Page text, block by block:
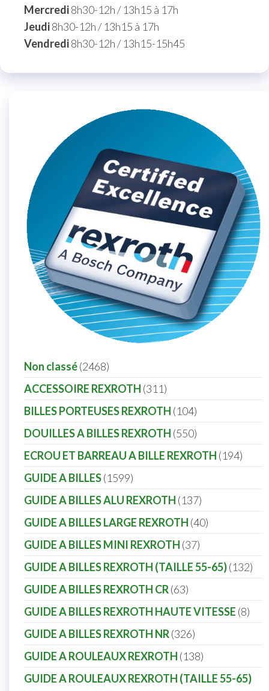
Mercredi8h30-12h / 13h15 à 17h
Jeudi8h30-12h / 13h15 à 17h
Vendredi8h30-12h / 13h15-15h45
Non classé 2468
ACCESSOIRE REXROTH 311
BILLES PORTEUSES REXROTH 104
DOUILLES A BILLES REXROTH 550
ECROU ET BARREAU A BILLE REXROTH 194
GUIDE A BILLES 1599
GUIDE A BILLES ALU REXROTH 137
GUIDE A BILLES LARGE REXROTH 40
GUIDE A BILLES MINI REXROTH 37
GUIDE A BILLES REXROTH (TAILLE 55-65) 132
GUIDE A BILLES REXROTH CR 63
GUIDE A BILLES REXROTH HAUTE VITESSE 8
GUIDE A BILLES REXROTH NR 326
GUIDE A ROULEAUX REXROTH 138
GUIDE A ROULEAUX REXROTH (TAILLE 55-65)